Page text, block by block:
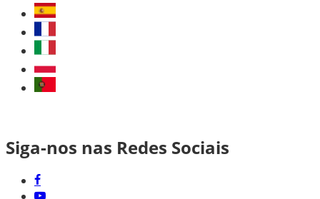
Siga-nos nas Redes Sociais